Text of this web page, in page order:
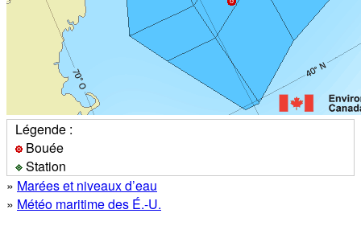
Légende :
Bouée
Station
» Marées et niveaux d’eau
» Météo maritime des É.-U.